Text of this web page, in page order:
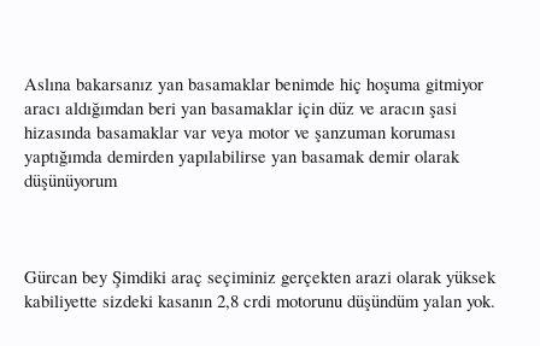
Aslına bakarsanız yan basamaklar benimde hiç hoşuma gitmiyor
aracı aldığımdan beri yan basamaklar için düz ve aracın şasi
hizasında basamaklar var veya motor ve şanzuman koruması
yaptığımda demirden yapılabilirse yan basamak demir olarak
düşünüyorum
Gürcan bey Şimdiki araç seçiminiz gerçekten arazi olarak yüksek
kabiliyette sizdeki kasanın 2,8 crdi motorunu düşündüm yalan yok.